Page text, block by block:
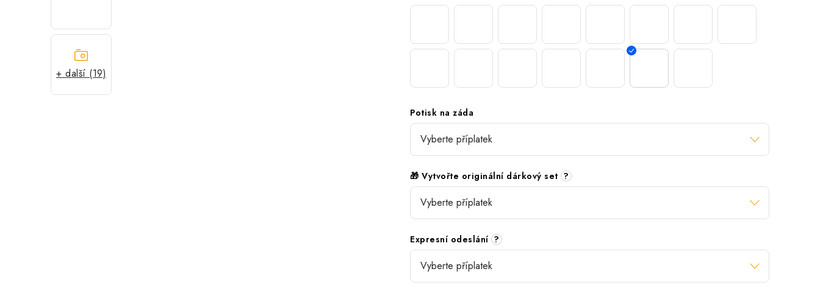
+ další (19)
Potisk na záda
🎁 Vytvořte originální dárkový set ?
Expresní odeslání ?